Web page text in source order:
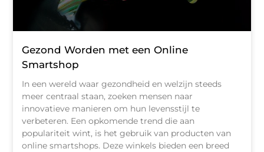
Gezond Worden met een Online
Smartshop
In een wereld waar gezondheid en welzijn steeds
meer centraal staan, zoeken mensen naar
innovatieve manieren om hun levensstijl te
verbeteren. Een opkomende trend die aan
populariteit wint, is het gebruik van producten van
online smartshops. Deze winkels bieden een breed